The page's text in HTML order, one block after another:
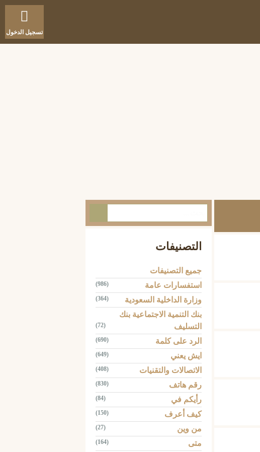
تسجيل الدخول
التصنيفات
جميع التصنيفات
استفسارات عامة
(986)
وزارة الداخلية السعودية (364)
بنك التنمية الاجتماعية بنك
التسليف
(72)
الرد على كلمة (690)
ايش يعني (649)
الاتصالات والتقنيات (408)
رقم هاتف (830)
رأيكم في (84)
كيف أعرف (150)
من وين (27)
متى (164)